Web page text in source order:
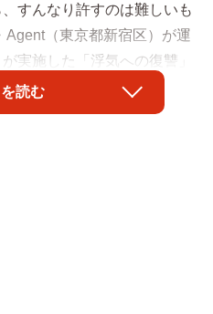
すんなり許すのは難しいも
（東京都新宿区）が運
実施した「浮気への復讐」
割の人が「浮気に対して復讐
とがわかりました。では、
読む